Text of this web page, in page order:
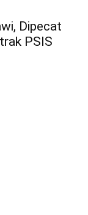
Dipecat
PSIS